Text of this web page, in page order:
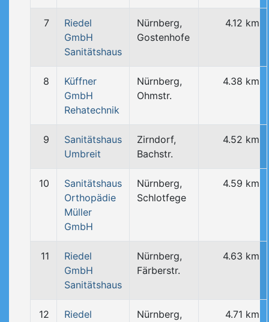
7
Riedel
GmbH
Sanitätshaus
Nürnberg,
Gostenhofe
4.12 km
8
Küffner
GmbH
Rehatechnik
Nürnberg,
Ohmstr.
4.38 km
9
Sanitätshaus
Umbreit
Zirndorf,
Bachstr.
4.52 km
10
Sanitätshaus
Orthopädie
Müller
GmbH
Nürnberg,
Schlotfege
4.59 km
11
Riedel
GmbH
Sanitätshaus
Nürnberg,
Färberstr.
4.63 km
12
Riedel
Nürnberg,
4.71 km